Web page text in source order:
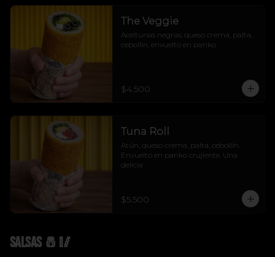
The Veggie
Aceitunas negras, queso crema, palta,
cebollín, envuelto en panko
$4.500
Tuna Roll
Atún, queso crema, palta, cebollín.
Envuelto en panko crujiente. Una
delicia
$5.500
Salsas 🧂🥢